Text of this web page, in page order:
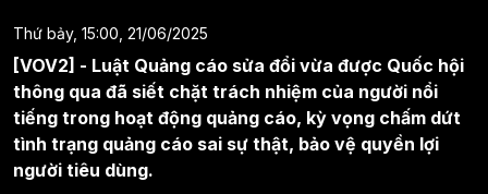
Thứ bảy, 15:00, 21/06/2025
[VOV2] - Luật Quảng cáo sửa đổi vừa được Quốc hội
thông qua đã siết chặt trách nhiệm của người nổi
tiếng trong hoạt động quảng cáo, kỳ vọng chấm dứt
tình trạng quảng cáo sai sự thật, bảo vệ quyền lợi
người tiêu dùng.